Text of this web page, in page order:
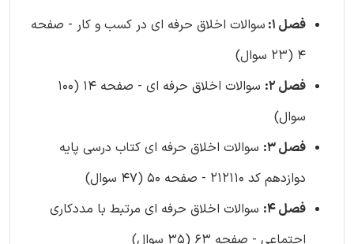
فصل 1:
سوالات اخلاق حرفه ای در کسب و کار - صفحه
4 (23 سوال)
فصل 2:
سوالات اخلاق حرفه ای - صفحه 14 (100
سوال)
فصل 3:
سوالات اخلاق حرفه ای کتاب درسی پایه
دوازدهم کد 212110 - صفحه 50 (47 سوال)
فصل 4:
سوالات اخلاق حرفه ای مرتبط با مددکاری